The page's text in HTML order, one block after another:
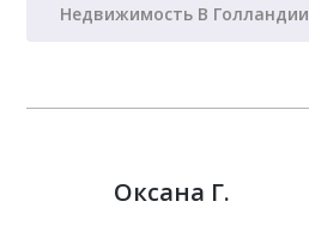
Недвижимость В Голландии
Оксана Г.